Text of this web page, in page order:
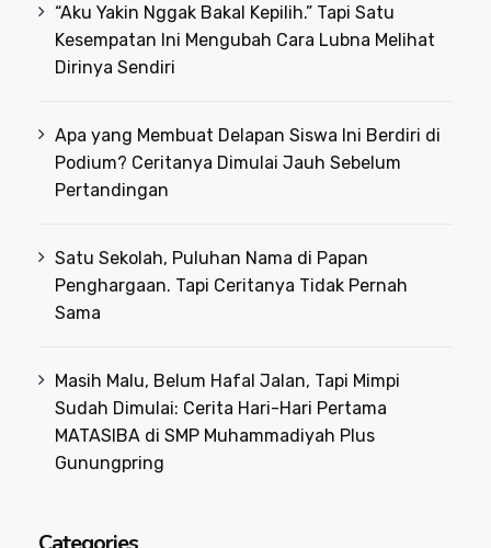
“Aku Yakin Nggak Bakal Kepilih.” Tapi Satu
Kesempatan Ini Mengubah Cara Lubna Melihat
Dirinya Sendiri
Apa yang Membuat Delapan Siswa Ini Berdiri di
Podium? Ceritanya Dimulai Jauh Sebelum
Pertandingan
Satu Sekolah, Puluhan Nama di Papan
Penghargaan. Tapi Ceritanya Tidak Pernah
Sama
Masih Malu, Belum Hafal Jalan, Tapi Mimpi
Sudah Dimulai: Cerita Hari-Hari Pertama
MATASIBA di SMP Muhammadiyah Plus
Gunungpring